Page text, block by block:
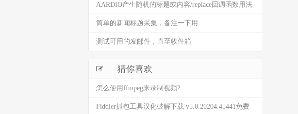
AARDIO产生随机的标题或内容/replace回调函数用法
简单的新闻标题采集，备注一下用
测试可用的发邮件，直至收件箱
猜你喜欢
怎么使用ffmpeg来录制视频?
Fiddler抓包工具汉化破解下载 v5.0.20204.45441免费